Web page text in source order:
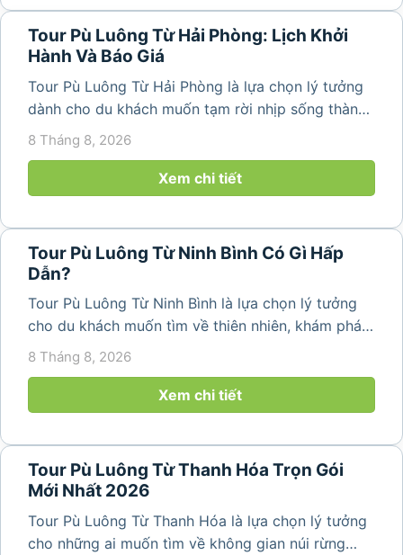
Tour Pù Luông Từ Hải Phòng: Lịch Khởi
Hành Và Báo Giá
Tour Pù Luông Từ Hải Phòng là lựa chọn lý tưởng
dành cho du khách muốn tạm rời nhịp sống thành
phố để tìm về không gian núi rừng trong lành,
những bản làng bình yên và cảnh quan ruộng bậc
thang đặc trưng. Từ...
8 Tháng 8, 2026
Xem chi tiết
Tour Pù Luông Từ Ninh Bình Có Gì Hấp
Dẫn?
Tour Pù Luông Từ Ninh Bình là lựa chọn lý tưởng
cho du khách muốn tìm về thiên nhiên, khám phá
bản làng và tận hưởng không gian nghỉ dưỡng yên
8 Tháng 8, 2026
Xem chi tiết
Tour Pù Luông Từ Thanh Hóa Trọn Gói
Mới Nhất 2026
Tour Pù Luông Từ Thanh Hóa là lựa chọn lý tưởng
cho những ai muốn tìm về không gian núi rừng